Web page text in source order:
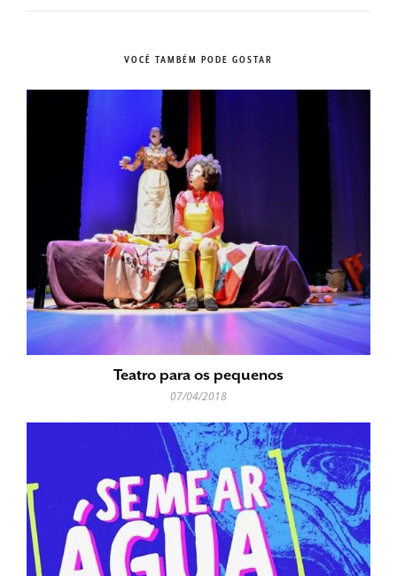
VOCÊ TAMBÉM PODE GOSTAR
Teatro para os pequenos
07/04/2018